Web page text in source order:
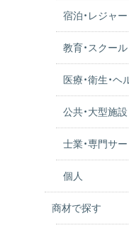
優良ビジネ
建設業
不動産
飲食店
美容サロン
ペットショ
コンビニ・ス
宿泊・レジャー
ホテル・旅館
アミューズ
ゴルフ場
スポーツク
教育・スクール
学校
音楽教室
学習塾
医療・衛生・ヘ
病院
老後施設
カイロプラ
公共・大型施設
公共施設
商業施設
士業・専門サ
弁護士事務所
税理士事務所
個人
個人・個人宅
商材で探す